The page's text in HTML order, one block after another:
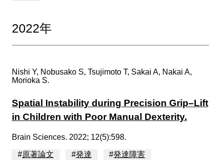
2022年
Nishi Y, Nobusako S, Tsujimoto T, Sakai A, Nakai A,
Morioka S.
Spatial Instability during Precision Grip–Lift
in Children with Poor Manual Dexterity.
Brain Sciences. 2022; 12(5):598.
#原著論文 #発達 #発達障害